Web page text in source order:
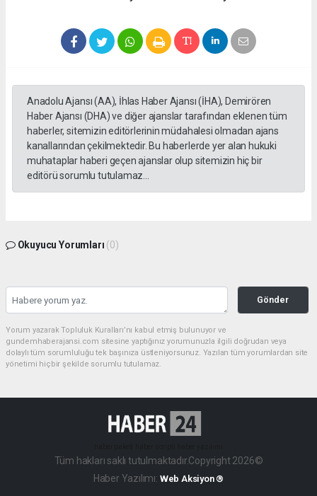
Anadolu Ajansı (AA), İhlas Haber Ajansı (İHA), Demirören
Haber Ajansı (DHA) ve diğer ajanslar tarafından eklenen tüm
haberler, sitemizin editörlerinin müdahalesi olmadan ajans
kanallarından çekilmektedir. Bu haberlerde yer alan hukuki
muhataplar haberi geçen ajanslar olup sitemizin hiç bir
editörü sorumlu tutulamaz...
Okuyucu Yorumları (0)
Gönder
Yorum yazarak Topluluk Kuralları’nı kabul etmiş bulunuyor ve
gundemhaberajansi.com sitesine yaptığınız yorumunuzla ilgili doğrudan veya
dolaylı tüm sorumluluğu tek başınıza üstleniyorsunuz. Yazılan tüm yorumlardan site
yönetimi hiçbir şekilde sorumlu tutulamaz.
Tüm hakları saklı tutulmaktadır.Copyright 2026©
Haber Yazılımı: Web Aksiyon ®